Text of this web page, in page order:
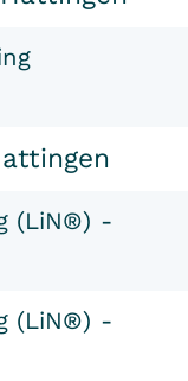
(LiN®) -
(LiN®) -